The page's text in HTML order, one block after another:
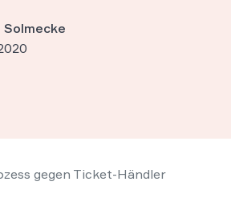
gegen Ticket-Händler